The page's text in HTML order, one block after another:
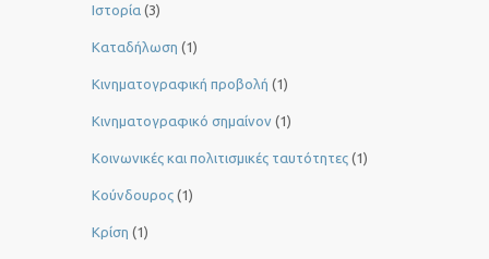
Ιστορία (3)
Καταδήλωση (1)
Κινηματογραφική προβολή (1)
Κινηματογραφικό σημαίνον (1)
Κοινωνικές και πολιτισμικές ταυτότητες (1)
Κούνδουρος (1)
Κρίση (1)